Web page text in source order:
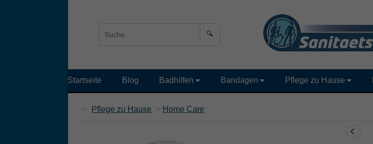
🔍
Startseite Blog Badhilfen Bandagen Pflege zu Hause
Pflege zu Hause Home Care